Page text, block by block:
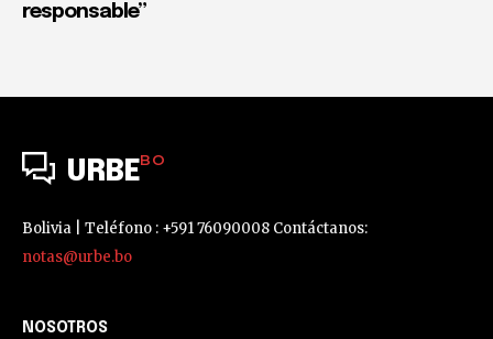
responsable”
URBEBO
Bolivia | Teléfono : +591 76090008 Contáctanos:
notas@urbe.bo
NOSOTROS